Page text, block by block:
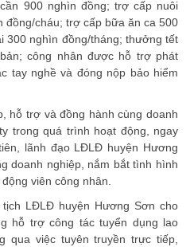
900 nghìn đồng; trợ cấp nuôi
đồng/cháu; trợ cấp bữa ăn ca 500
300 nghìn đồng/tháng; thưởng tết
công nhân được hỗ trợ phát
tay nghề và đóng nộp bảo hiểm
hỗ trợ và đồng hành cùng doanh
trong quá trình hoạt động, ngay
lãnh đạo LĐLĐ huyện Hương
doanh nghiệp, nắm bắt tình hình
viên công nhân.
LĐLĐ huyện Hương Sơn cho
hỗ trợ công tác tuyển dụng lao
qua việc tuyên truyền trực tiếp,